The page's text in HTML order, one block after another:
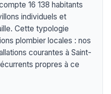
16 138 habitants
individuels et
Cette typologie
plombier locales : nos
courantes à Saint-
propres à ce